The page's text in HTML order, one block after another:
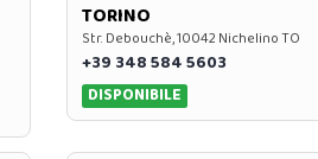
TORINO
Str. Debouchè, 10042 Nichelino TO
+39 348 584 5603
DISPONIBILE